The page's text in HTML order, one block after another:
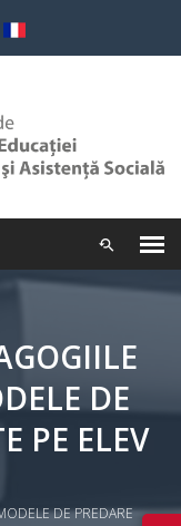
DE
PE ELEV
DE PREDARE